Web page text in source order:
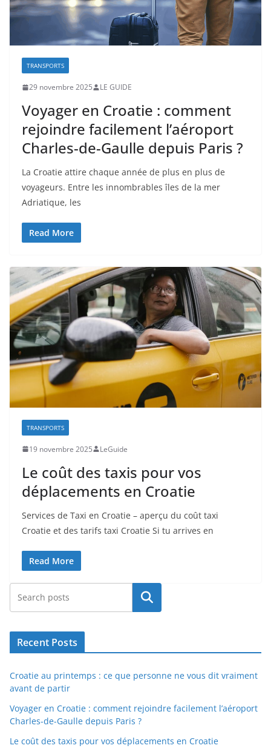
TRANSPORTS
29 novembre 2025 LE GUIDE
Voyager en Croatie : comment
rejoindre facilement l’aéroport
Charles-de-Gaulle depuis Paris ?
La Croatie attire chaque année de plus en plus de
voyageurs. Entre les innombrables îles de la mer
Adriatique, les
Read More
TRANSPORTS
19 novembre 2025 LeGuide
Le coût des taxis pour vos
déplacements en Croatie
Services de Taxi en Croatie – aperçu du coût taxi
Croatie et des tarifs taxi Croatie Si tu arrives en
Read More
Rechercher
Recent Posts
Croatie au printemps : ce que personne ne vous dit vraiment
avant de partir
Voyager en Croatie : comment rejoindre facilement l’aéroport
Charles-de-Gaulle depuis Paris ?
Le coût des taxis pour vos déplacements en Croatie